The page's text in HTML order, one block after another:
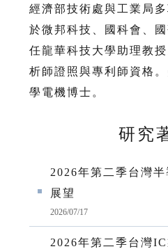
經濟部技術處與工業局
於微邦科技、國科會、
任龍華科技大學助理教
析師證照與專利師資格
學電機博士。
研究
2026年第二季台灣
展望
2026/07/17
2026年第二季台灣